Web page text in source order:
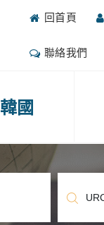
回首頁
聯絡我們
韓國